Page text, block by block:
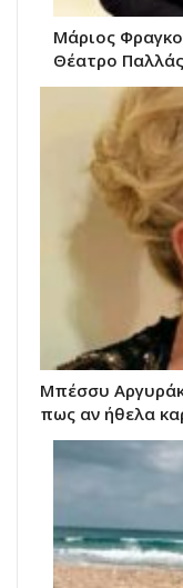
Μάριος
Θέατρο Παλλάς
Μπέσσυ
πως αν ήθελα